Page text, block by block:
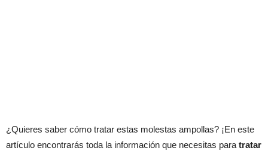
¿Quieres saber cómo tratar estas molestas ampollas? ¡En este
artículo encontrarás toda la información que necesitas para tratar